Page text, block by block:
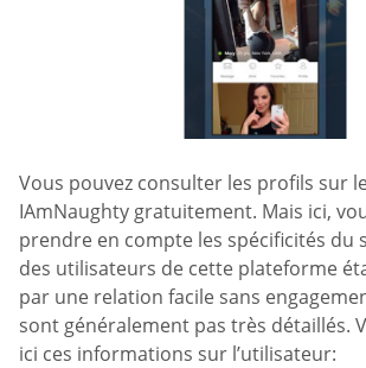
Vous pouvez consulter les profils sur
IAmNaughty gratuitement. Mais ici,
prendre en compte les spécificités du
des utilisateurs de cette plateforme
par une relation facile sans
sont généralement pas très détaillés.
ici ces informations sur l’utilisateur: